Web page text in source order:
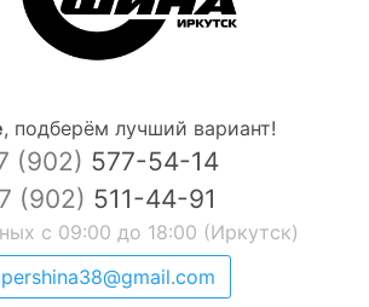
, подберём лучший вариант!
(902) 577-54-14
(902) 511-44-91
с 09:00 до 18:00 (Иркутск)